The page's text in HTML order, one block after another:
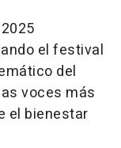
el festival
del
voces más
el bienestar